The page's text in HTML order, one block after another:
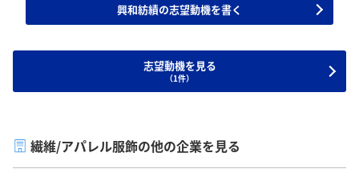
興和紡績の志望動機を書く
志望動機を見る
（1件）
繊維/アパレル服飾の他の企業を見る